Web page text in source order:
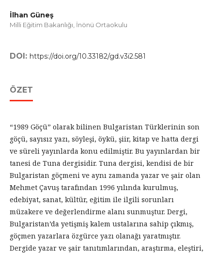
İlhan Güneş
Milli Eğitim Bakanlığı, İnönü Ortaokulu
DOI: https://doi.org/10.33182/gd.v3i2.581
ÖZET
“1989 Göçü” olarak bilinen Bulgaristan Türklerinin son
göçü, sayısız yazı, söyleşi, öykü, şiir, kitap ve hatta dergi
ve süreli yayınlarda konu edilmiştir. Bu yayınlardan bir
tanesi de Tuna dergisidir. Tuna dergisi, kendisi de bir
Bulgaristan göçmeni ve aynı zamanda yazar ve şair olan
Mehmet Çavuş tarafından 1996 yılında kurulmuş,
edebiyat, sanat, kültür, eğitim ile ilgili sorunları
müzakere ve değerlendirme alanı sunmuştur. Dergi,
Bulgaristan’da yetişmiş kalem ustalarına sahip çıkmış,
göçmen yazarlara özgürce yazı olanağı yaratmıştır.
Dergide yazar ve şair tanıtımlarından, araştırma, eleştiri,